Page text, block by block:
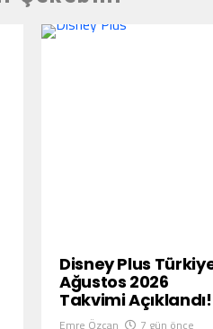
Disney Plus
Ağustos 2026
Takvimi Açıklandı!
Emre Özcan 7 gün önce